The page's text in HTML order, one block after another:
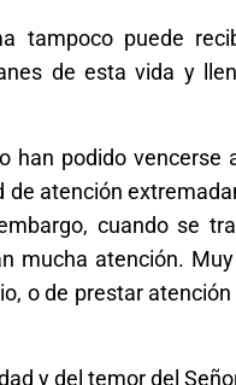
tampoco puede
de esta vida y
han podido
de atención
cuando se
mucha atención.
o de prestar
y del temor del